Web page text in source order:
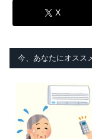
X
今、あなたにオスス